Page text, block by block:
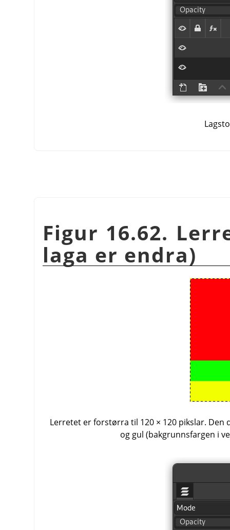
Figur 16.62.
laga er endra)
Lerretet er forstørra til 120 × 120 pikslar.
og gul (bakgrunnsfargen i